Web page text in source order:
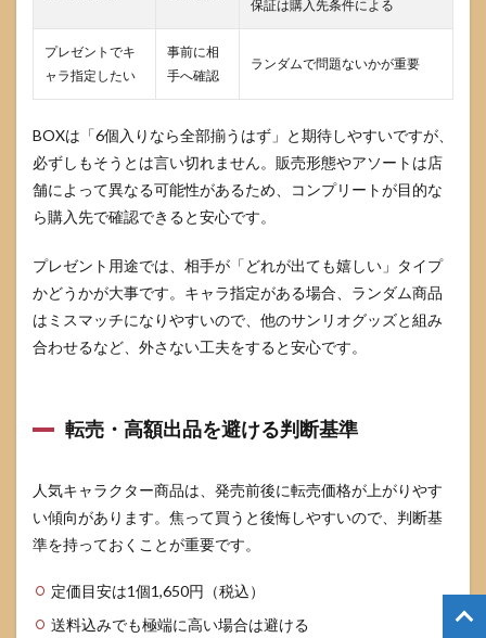
保証は購入先条件による
プレゼントでキ
ャラ指定したい
事前に相
手へ確認
ランダムで問題ないかが重要
BOXは「6個入りなら全部揃うはず」と期待しやすいですが、
必ずしもそうとは言い切れません。販売形態やアソートは店
舗によって異なる可能性があるため、コンプリートが目的な
ら購入先で確認できると安心です。
プレゼント用途では、相手が「どれが出ても嬉しい」タイプ
かどうかが大事です。キャラ指定がある場合、ランダム商品
はミスマッチになりやすいので、他のサンリオグッズと組み
合わせるなど、外さない工夫をすると安心です。
転売・高額出品を避ける判断基準
人気キャラクター商品は、発売前後に転売価格が上がりやす
い傾向があります。焦って買うと後悔しやすいので、判断基
準を持っておくことが重要です。
定価目安は1個1,650円（税込）
送料込みでも極端に高い場合は避ける